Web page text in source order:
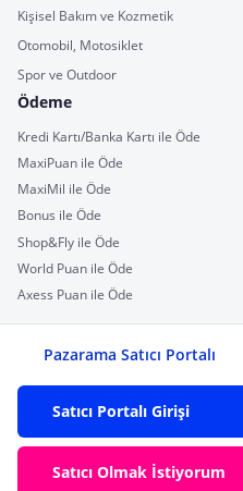
Kişisel Bakım ve Kozmetik
Otomobil, Motosiklet
Spor ve Outdoor
Ödeme
Kredi Kartı/Banka Kartı ile Öde
MaxiPuan ile Öde
MaxiMil ile Öde
Bonus ile Öde
Shop&Fly ile Öde
World Puan ile Öde
Axess Puan ile Öde
Pazarama Satıcı Portalı
Satıcı Portalı Girişi
Satıcı Olmak İstiyorum